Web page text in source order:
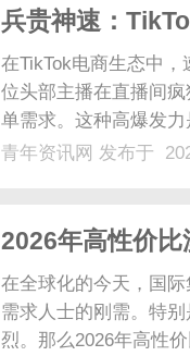
兵贵神速：
提升现金流周转
在TikTok电商生态中
位头部主播在直播间
单需求。这种高爆发
一场大考。爆单意味
青年资讯网 发布于
2026年高性价
价！
在全球化的今天，国
需求人士的刚需。特
烈。那么2026年高性